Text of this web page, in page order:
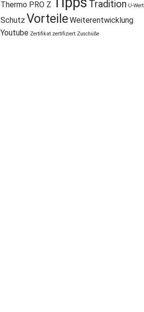
Thermo PRO Z
Tradition U-Wert
Schutz VorteileWeiterentwicklung
Youtube Zertifikat zertifiziert Zuschüße